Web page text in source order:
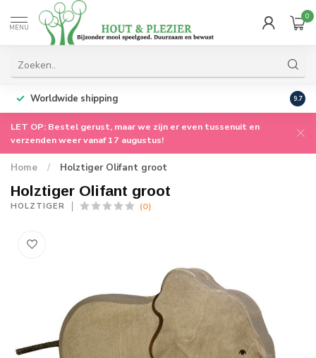
MENU
0
Worldwide shipping 9.7
LET OP: Bestel gerust, maar we zijn er even tussenuit en
verzenden weer vanaf 17 augustus!
Home / Holztiger Olifant groot
Holztiger Olifant groot
HOLZTIGER (0)